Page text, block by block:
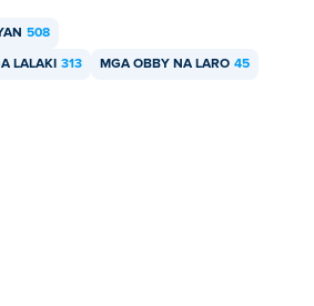
508
LALAKI 313 MGA OBBY NA LARO 45